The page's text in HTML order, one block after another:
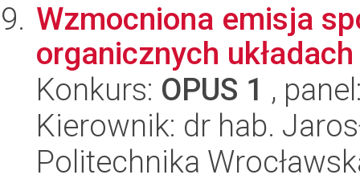
Wzmocniona emisja
organicznych
Konkurs: OPUS 1 ,
Kierownik: dr hab.
Politechnika